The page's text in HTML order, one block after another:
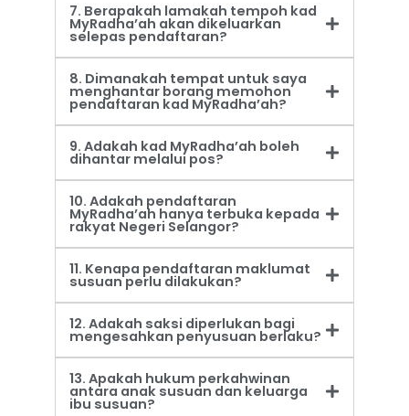
7. Berapakah lamakah tempoh kad
MyRadha’ah akan dikeluarkan
selepas pendaftaran?
8. Dimanakah tempat untuk saya
menghantar borang memohon
pendaftaran kad MyRadha’ah?
9. Adakah kad MyRadha’ah boleh
dihantar melalui pos?
10. Adakah pendaftaran
MyRadha’ah hanya terbuka kepada
rakyat Negeri Selangor?
11. Kenapa pendaftaran maklumat
susuan perlu dilakukan?
12. Adakah saksi diperlukan bagi
mengesahkan penyusuan berlaku?
13. Apakah hukum perkahwinan
antara anak susuan dan keluarga
ibu susuan?